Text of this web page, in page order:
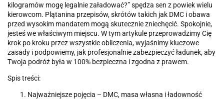
kilogramów mogę legalnie załadować?” spędza sen z powiek wielu
kierowcom. Plątanina przepisów, skrótów takich jak DMC i obawa
przed wysokim mandatem mogą skutecznie zniechęcić. Spokojnie,
jesteś we właściwym miejscu. W tym artykule przeprowadzimy Cię
krok po kroku przez wszystkie obliczenia, wyjaśnimy kluczowe
zasady i podpowiemy, jak profesjonalnie zabezpieczyć ładunek, aby
Twoja podróż była w 100% bezpieczna i zgodna z prawem.
Spis treści:
Najważniejsze pojęcia – DMC, masa własna i ładowność